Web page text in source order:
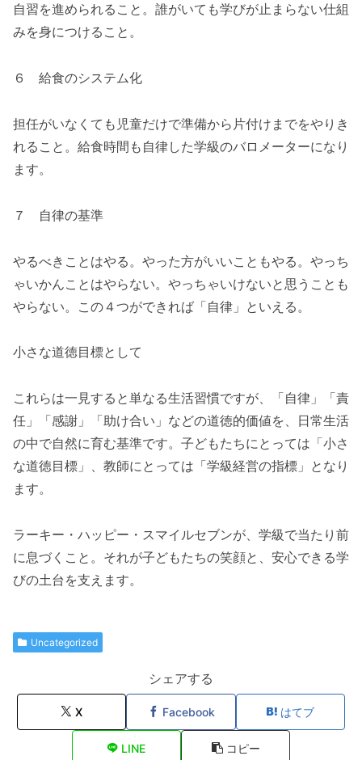
自習を進められること。誰がいても学びが止まらない仕組
みを身につけること。
６ 給食のシステム化
担任がいなくても児童だけで準備から片付けまでをやりき
れること。給食時間も自律した学級のバロメーターになり
ます。
７ 自律の基準
やるべきことはやる。やった方がいいこともやる。やっち
ゃいかんことはやらない。やっちゃいけないと思うことも
やらない。この４つができれば「自律」といえる。
小さな道徳目標として
これらは一見すると単なる生活習慣ですが、「自律」「責
任」「感謝」「助け合い」などの道徳的価値を、日常生活
の中で自然に育む基準です。子どもたちにとっては「小さ
な道徳目標」、教師にとっては「学級経営の指標」となり
ます。
ラーキー・ハッピー・スマイルセブンが、学級で当たり前
に息づくこと。それが子どもたちの笑顔と、安心できる学
びの土台を支えます。
Uncategorized
シェアする
X Facebook はてブ
LINE コピー